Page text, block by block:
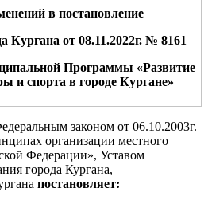
в постановление
Кургана от 08.11.2022г. № 8161
Программы «Развитие
и спорта в городе Кургане»
законом от 06.10.2003г.
организации местного
Федерации», Уставом
города Кургана,
постановляет: